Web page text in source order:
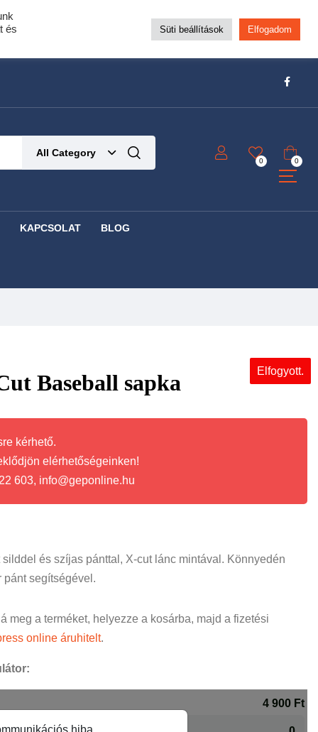
Részletek ide kattintva!
All Category
0 0
KAPCSOLAT BLOG
Elfogyott.
Baseball sapka
kérhető.
elérhetőségeinken!
603, info@geponline.hu
és szíjas pánttal, X-cut lánc mintával. Könnyedén
pánt segítségével.
meg a terméket, helyezze a kosárba, majd a fizetési
online áruhitelt.
és
Süti beállítások Elfogadom